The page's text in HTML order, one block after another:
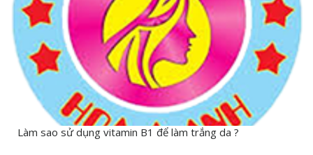
Làm sao sử dụng vitamin B1 để làm trắng da ?